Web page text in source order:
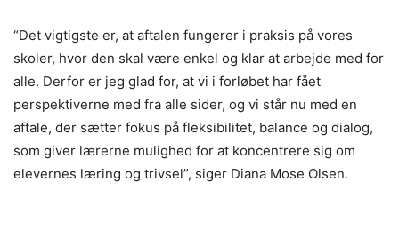
“Det vigtigste er, at aftalen fungerer i praksis på vores
skoler, hvor den skal være enkel og klar at arbejde med for
alle. Derfor er jeg glad for, at vi i forløbet har fået
perspektiverne med fra alle sider, og vi står nu med en
aftale, der sætter fokus på fleksibilitet, balance og dialog,
som giver lærerne mulighed for at koncentrere sig om
elevernes læring og trivsel”, siger Diana Mose Olsen.